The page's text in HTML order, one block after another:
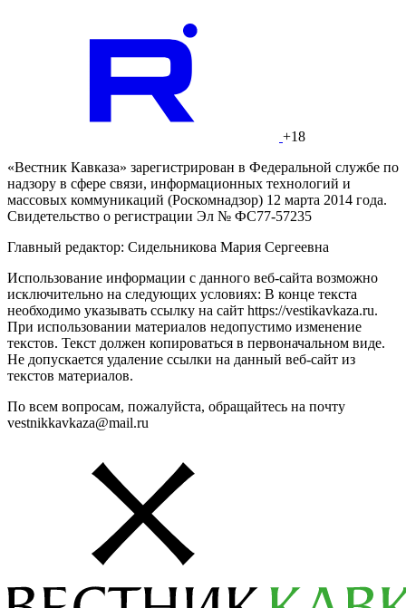
+18
«Вестник Кавказа» зарегистрирован в Федеральной службе по
надзору в сфере связи, информационных технологий и
массовых коммуникаций (Роскомнадзор) 12 марта 2014 года.
Свидетельство о регистрации Эл № ФС77-57235
Главный редактор: Сидельникова Мария Сергеевна
Использование информации с данного веб-сайта возможно
исключительно на следующих условиях: В конце текста
необходимо указывать ссылку на сайт https://vestikavkaza.ru.
При использовании материалов недопустимо изменение
текстов. Текст должен копироваться в первоначальном виде.
Не допускается удаление ссылки на данный веб-сайт из
текстов материалов.
По всем вопросам, пожалуйста, обращайтесь на почту
vestnikkavkaza@mail.ru